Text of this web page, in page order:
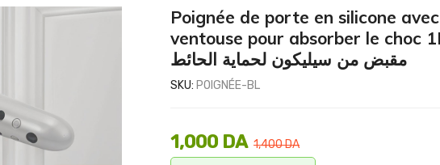
Poignée de porte en silicone avec
ventouse pour absorber le choc
مقبض من سيليكون لحماية الحائط
SKU: POIGNÉE-BL
1,400DA
1,000 DA